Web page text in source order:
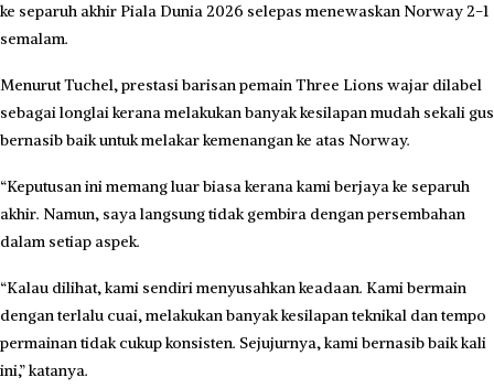
ke separuh akhir Piala Dunia 2026 selepas menewaskan Norway 2-1
semalam.
Menurut Tuchel, prestasi barisan pemain Three Lions wajar dilabel
sebagai longlai kerana melakukan banyak kesilapan mudah sekali gus
bernasib baik untuk melakar kemenangan ke atas Norway.
“Keputusan ini memang luar biasa kerana kami berjaya ke separuh
akhir. Namun, saya langsung tidak gembira dengan persembahan
dalam setiap aspek.
“Kalau dilihat, kami sendiri menyusahkan keadaan. Kami bermain
dengan terlalu cuai, melakukan banyak kesilapan teknikal dan tempo
permainan tidak cukup konsisten. Sejujurnya, kami bernasib baik kali
ini,” katanya.